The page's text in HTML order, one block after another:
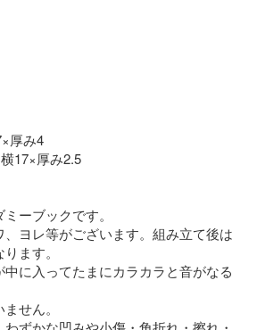
厚み4
17×厚み2.5
ーブックです。
、ヨレ等がございます。組み立て後は
ます。
中に入ってたまにカラカラと音がなる
せん。